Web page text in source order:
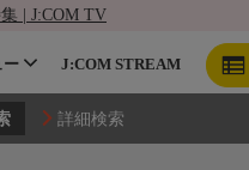
| J:COM TV
ー J:COM STREAM
詳細検索